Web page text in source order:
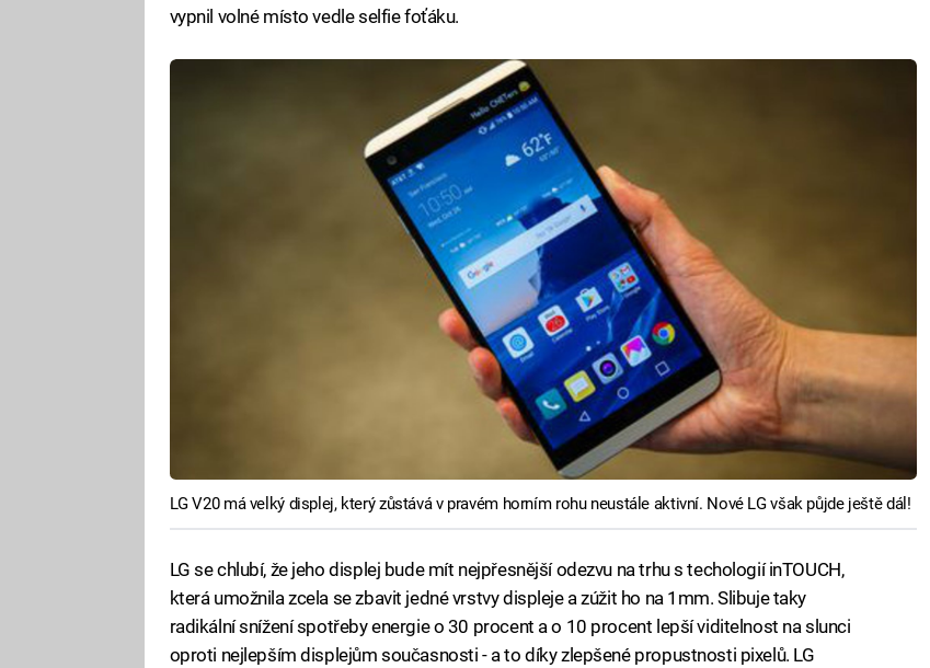
vypnil volné místo vedle selfie foťáku.
LG V20 má velký displej, který zůstává v pravém horním rohu neustále aktivní. Nové LG však půjde ještě dál!
LG se chlubí, že jeho displej bude mít nejpřesnější odezvu na trhu s techologií inTOUCH,
která umožnila zcela se zbavit jedné vrstvy displeje a zúžit ho na 1mm. Slibuje taky
radikální snížení spotřeby energie o 30 procent a o 10 procent lepší viditelnost na slunci
oproti nejlepším displejům současnosti - a to díky zlepšené propustnosti pixelů. LG